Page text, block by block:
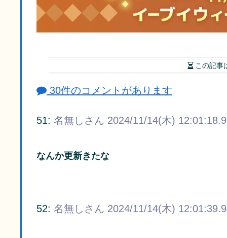
この記事
30件のコメントがあります
51: 名無しさん 2024/11/14(木)
なんか更新きたな
52: 名無しさん 2024/11/14(木)